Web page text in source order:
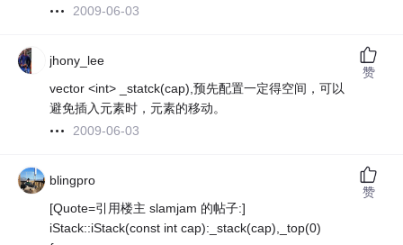
2009-06-03
jhony_lee
vector <int> _statck(cap),预先配置一定得空间，可以
避免插入元素时，元素的移动。
2009-06-03
赞
blingpro
[Quote=引用楼主 slamjam 的帖子:]
iStack::iStack(const int cap):_stack(cap),_top(0)
赞